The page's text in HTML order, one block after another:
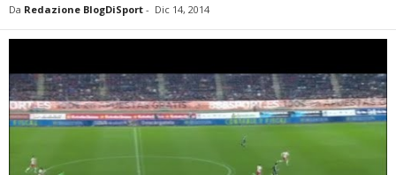
Da Redazione BlogDiSport - Dic 14, 2014